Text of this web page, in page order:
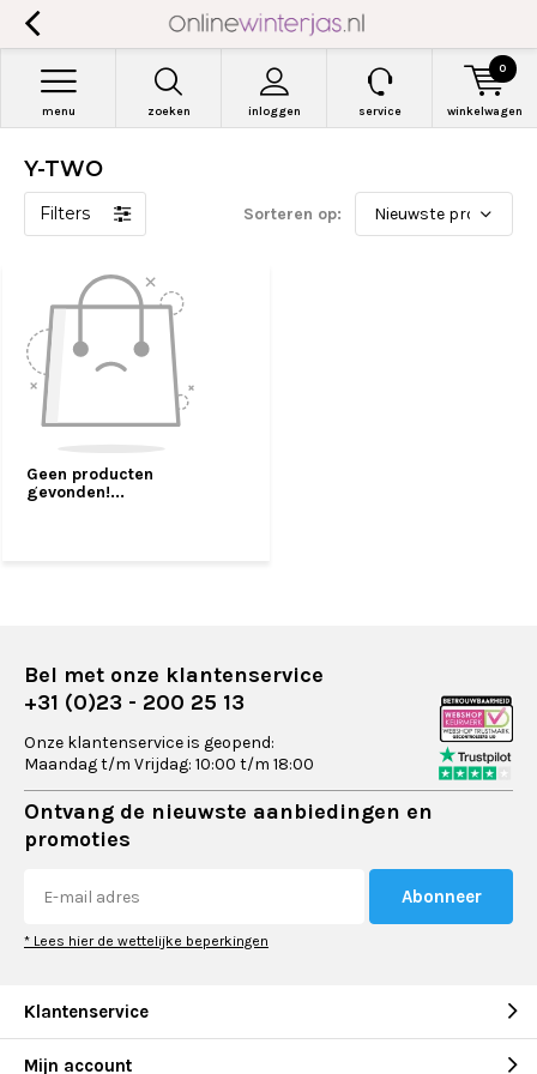
zoeken inloggen
menu service winkelwagen
0
Y-TWO
Filters Sorteren op:
Geen producten
gevonden!...
Bel met onze klantenservice
+31 (0)23 - 200 25 13
Onze klantenservice is geopend:
Maandag t/m Vrijdag: 10:00 t/m 18:00
Ontvang de nieuwste aanbiedingen en
promoties
Abonneer
* Lees hier de wettelijke beperkingen
Klantenservice
Mijn account